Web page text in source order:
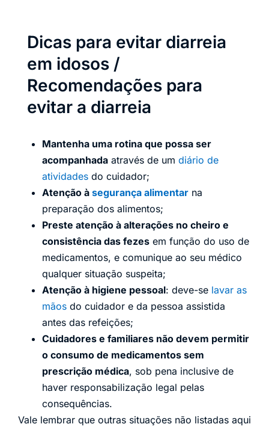
Dicas para evitar diarreia
em idosos /
Recomendações para
evitar a diarreia
Mantenha uma rotina que possa ser
acompanhada através de um diário de
atividades do cuidador;
Atenção à segurança alimentar na
preparação dos alimentos;
Preste atenção à alterações no cheiro e
consistência das fezes em função do uso de
medicamentos, e comunique ao seu médico
qualquer situação suspeita;
Atenção à higiene pessoal: deve-se lavar as
mãos do cuidador e da pessoa assistida
antes das refeições;
Cuidadores e familiares não devem permitir
o consumo de medicamentos sem
prescrição médica, sob pena inclusive de
haver responsabilização legal pelas
consequências.
Vale lembrar que outras situações não listadas aqui